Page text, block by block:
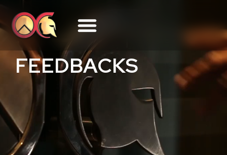
FEEDBACKS